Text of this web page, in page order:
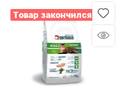
Товар закончился